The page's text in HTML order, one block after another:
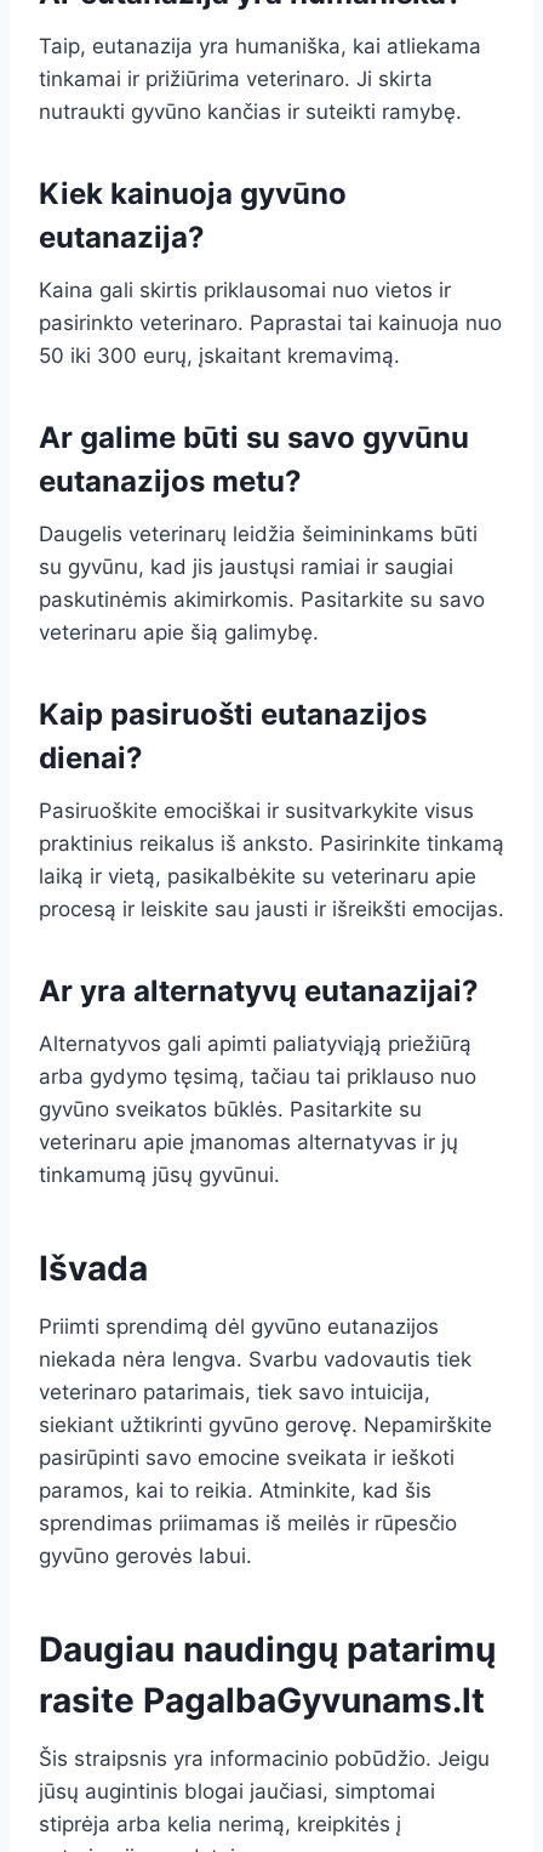
Taip, eutanazija yra humaniška, kai atliekama
tinkamai ir prižiūrima veterinaro. Ji skirta
nutraukti gyvūno kančias ir suteikti ramybę.
Kiek kainuoja gyvūno
eutanazija?
Kaina gali skirtis priklausomai nuo vietos ir
pasirinkto veterinaro. Paprastai tai kainuoja nuo
50 iki 300 eurų, įskaitant kremavimą.
Ar galime būti su savo gyvūnu
eutanazijos metu?
Daugelis veterinarų leidžia šeimininkams būti
su gyvūnu, kad jis jaustųsi ramiai ir saugiai
paskutinėmis akimirkomis. Pasitarkite su savo
veterinaru apie šią galimybę.
Kaip pasiruošti eutanazijos
dienai?
Pasiruoškite emociškai ir susitvarkykite visus
praktinius reikalus iš anksto. Pasirinkite tinkamą
laiką ir vietą, pasikalbėkite su veterinaru apie
procesą ir leiskite sau jausti ir išreikšti emocijas.
Ar yra alternatyvų eutanazijai?
Alternatyvos gali apimti paliatyviąją priežiūrą
arba gydymo tęsimą, tačiau tai priklauso nuo
gyvūno sveikatos būklės. Pasitarkite su
veterinaru apie įmanomas alternatyvas ir jų
tinkamumą jūsų gyvūnui.
Išvada
Priimti sprendimą dėl gyvūno eutanazijos
niekada nėra lengva. Svarbu vadovautis tiek
veterinaro patarimais, tiek savo intuicija,
siekiant užtikrinti gyvūno gerovę. Nepamirškite
pasirūpinti savo emocine sveikata ir ieškoti
paramos, kai to reikia. Atminkite, kad šis
sprendimas priimamas iš meilės ir rūpesčio
gyvūno gerovės labui.
Daugiau naudingų patarimų
rasite PagalbaGyvunams.lt
Šis straipsnis yra informacinio pobūdžio. Jeigu
jūsų augintinis blogai jaučiasi, simptomai
stiprėja arba kelia nerimą, kreipkitės į